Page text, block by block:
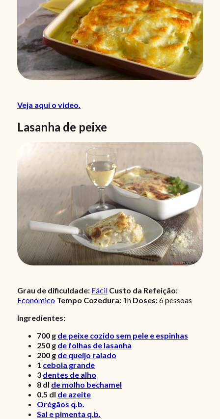
Veja aqui o video.
Lasanha de peixe
Grau de dificuldade: Fácil Custo da Refeição:
Económico Tempo Cozedura: 1h Doses:6 pessoas
Ingredientes:
700 g de peixe cozido sem pele e espinhas
250 g de folhas de lasanha
200 g de queijo ralado
1 cebola grande
3 dentes de alho
8 dl de molho bechamel
0,5 dl de azeite
Orégãos q.b.
Sal e pimenta q.b.